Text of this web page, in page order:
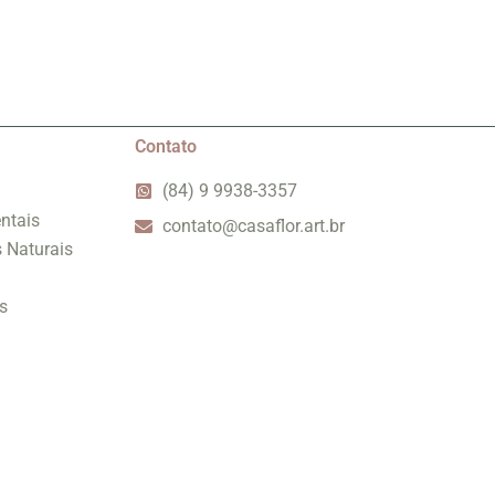
Naturais
Contato
(84) 9 9938-3357
contato@casaflor.art.br